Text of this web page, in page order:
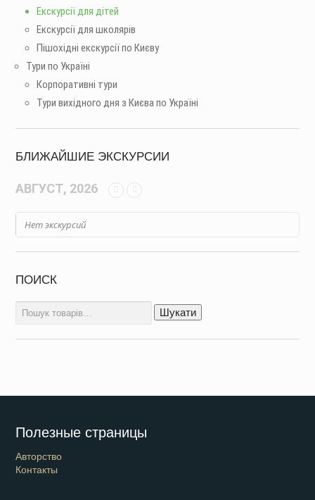
Екскурсії для дітей
Екскурсії для школярів
Пішохідні екскурсії по Києву
Тури по Україні
Корпоративні тури
Тури вихідного дня з Києва по Україні
БЛИЖАЙШИЕ ЭКСКУРСИИ
АВГУСТ, 2026
Нет экскурсий
ПОИСК
Шукати: Шукати
Полезные страницы
Авторство
Контакты